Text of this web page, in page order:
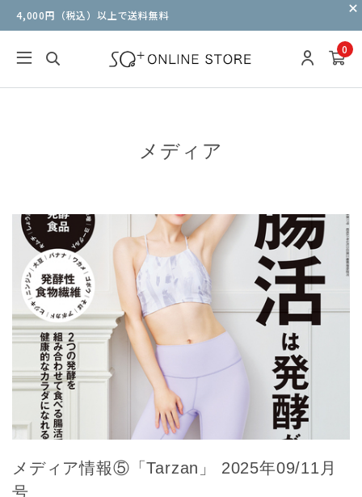
4,000円（税込）以上で送料無料
0
メディア
メディア情報⑤「Tarzan」 2025年09/11月
号